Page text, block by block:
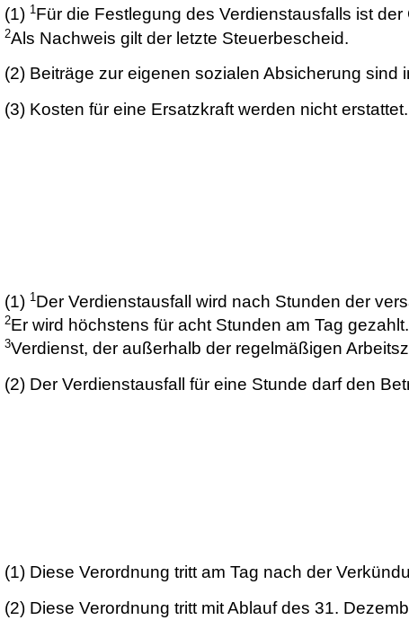
(1) 1Für die Festlegung des Verdienstausfalls ist
2Als Nachweis gilt der letzte Steuerbescheid.
(2) Beiträge zur eigenen sozialen Absicherung
(3) Kosten für eine Ersatzkraft werden nicht erstattet.
(1) 1Der Verdienstausfall wird nach Stunden der
2Er wird höchstens für acht Stunden am Tag gezahlt.
3Verdienst, der außerhalb der regelmäßigen
(2) Der Verdienstausfall für eine Stunde darf den
(1) Diese Verordnung tritt am Tag nach der
(2) Diese Verordnung tritt mit Ablauf des 31.